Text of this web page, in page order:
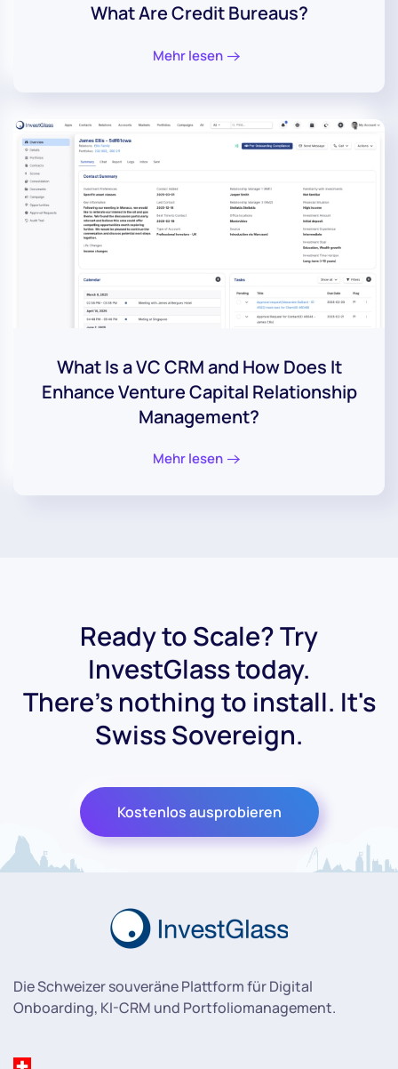
What Are Credit Bureaus?
Mehr lesen
What Is a VC CRM and How Does It
Enhance Venture Capital Relationship
Management?
Mehr lesen
Ready to Scale? Try
InvestGlass today.
There's nothing to install. It's
Swiss Sovereign.
Kostenlos ausprobieren
Die Schweizer souveräne Plattform für Digital
Onboarding, KI-CRM und Portfoliomanagement.